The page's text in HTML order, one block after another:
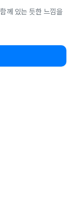
께 있는 듯한 느낌을